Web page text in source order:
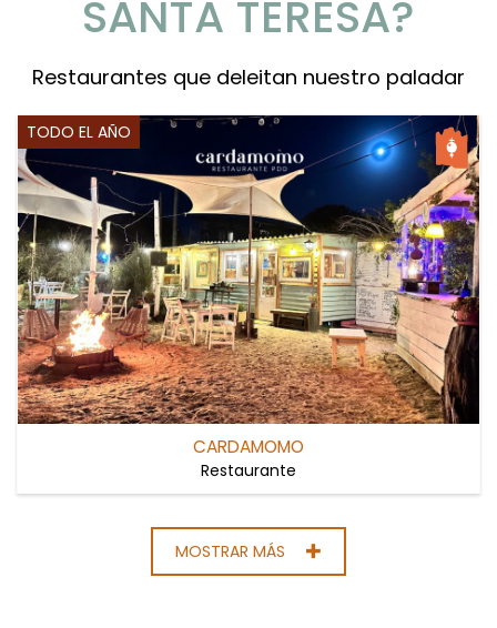
SANTA TERESA?
Restaurantes que deleitan nuestro paladar
TODO EL AÑO
CARDAMOMO
Restaurante
MOSTRAR MÁS